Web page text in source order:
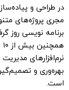
در طراحی و
مجری پروژه‌های
برنامه نویسی روز
نرم‌افزارهای
بهره‌وری و
است.